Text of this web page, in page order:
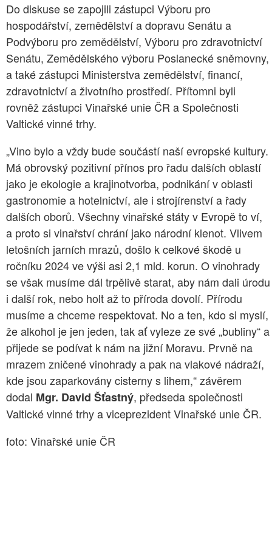
Do diskuse se zapojili zástupci Výboru pro
hospodářství, zemědělství a dopravu Senátu a
Podvýboru pro zemědělství, Výboru pro zdravotnictví
Senátu, Zemědělského výboru Poslanecké sněmovny,
a také zástupci Ministerstva zemědělství, financí,
zdravotnictví a životního prostředí. Přítomni byli
rovněž zástupci Vinařské unie ČR a Společnosti
Valtické vinné trhy.
„Vino bylo a vždy bude součástí naší evropské kultury.
Má obrovský pozitivní přínos pro řadu dalších oblastí
jako je ekologie a krajinotvorba, podnikání v oblasti
gastronomie a hotelnictví, ale i strojírenství a řady
dalších oborů. Všechny vinařské státy v Evropě to ví,
a proto si vinařství chrání jako národní klenot. Vlivem
letošních jarních mrazů, došlo k celkové škodě u
ročníku 2024 ve výši asi 2,1 mld. korun. O vinohrady
se však musíme dál trpělivě starat, aby nám dali úrodu
i další rok, nebo holt až to příroda dovolí. Přírodu
musíme a chceme respektovat. No a ten, kdo si myslí,
že alkohol je jen jeden, tak ať vyleze ze své „bubliny“ a
přijede se podívat k nám na jižní Moravu. Prvně na
mrazem zničené vinohrady a pak na vlakové nádraží,
kde jsou zaparkovány cisterny s lihem,“ závěrem
dodal Mgr. David Šťastný, předseda společnosti
Valtické vinné trhy a viceprezident Vinařské unie ČR.
foto: Vinařské unie ČR